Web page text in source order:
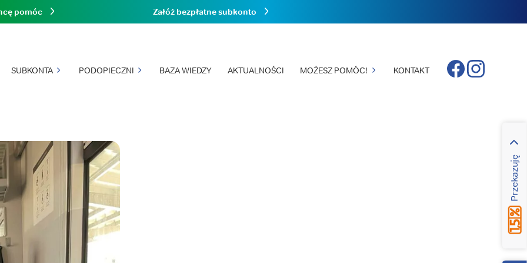
SUBKONTA PODOPIECZNI BAZA WIEDZY AKTUALNOŚCI MOŻESZ POMÓC! KONTAKT
Przekazuję
pomóc Załóż bezpłatne subkonto
FacebookInstagram